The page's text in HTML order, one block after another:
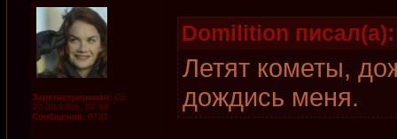
Зарегистрирован: Ср
20.09.2006, 07:38
Сообщения: 6781
Domilition писал(а):
Летят кометы,
дождись меня.